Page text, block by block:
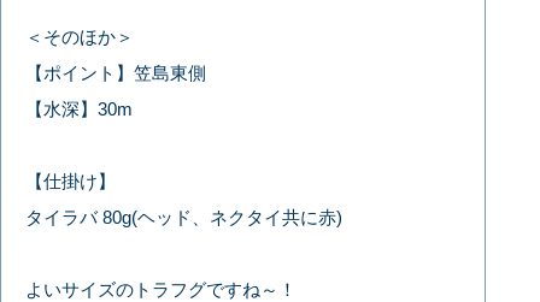
＜そのほか＞
【ポイント】笠島東側
【水深】30m
【仕掛け】
タイラバ 80g(ヘッド、ネクタイ共に赤)
よいサイズのトラフグですね～！